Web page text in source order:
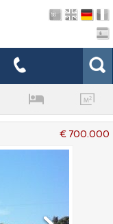
€ 700.000